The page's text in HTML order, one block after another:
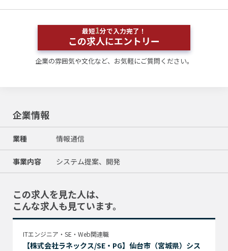
最短1分で入力完了！
この求人にエントリー
企業の雰囲気や文化など、お気軽にご質問ください。
企業情報
業種 情報通信
事業内容 システム提案、開発
この求人を見た人は、
こんな求人も見ています。
ITエンジニア・SE・Web関連職
【株式会社ラネックス/SE・PG】仙台市（宮城県）シス